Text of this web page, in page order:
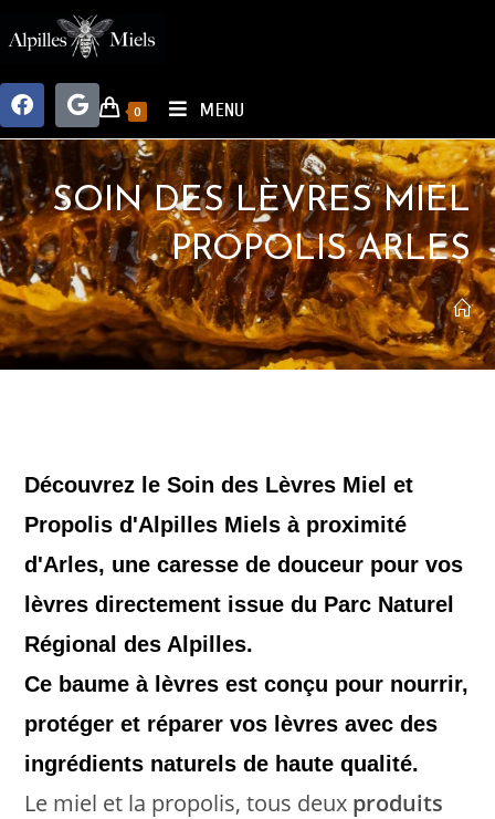
0 MENU
SOIN DES LÈVRES MIEL
PROPOLIS ARLES
Découvrez le Soin des Lèvres Miel et
Propolis d'Alpilles Mielsà proximité
d'Arles, une caresse de douceur pour vos
lèvres directement issue du Parc Naturel
Régional des Alpilles.
Ce baume à lèvres est conçu pour nourrir,
protéger et réparer vos lèvres avec des
ingrédients naturels de haute qualité.
Le miel et la propolis, tous deux produits